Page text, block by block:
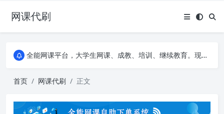
网课代刷
AI论文写作平台，根据真实文献内容生成论文
全能网课平台，大学生网课、成教、培训、继续教育。现已接入代刷代考项目3000+
全能网课平台，大学生网课、成教、培训、继续教育。现已接入代刷代考项目3000+
首页 网课代刷 正文